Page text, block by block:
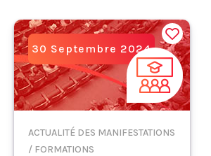
30 Septembre 2024
ACTUALITÉ DES MANIFESTATIONS
/ FORMATIONS